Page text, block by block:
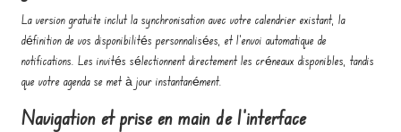
La version gratuite inclut la synchronisation avec votre calendrier existant, la
définition de vos disponibilités personnalisées, et l'envoi automatique de
notifications. Les invités sélectionnent directement les créneaux disponibles, tandis
que votre agenda se met à jour instantanément.
Navigation et prise en main de l'interface